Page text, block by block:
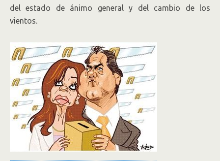
del estado de ánimo general y del cambio de los
vientos.